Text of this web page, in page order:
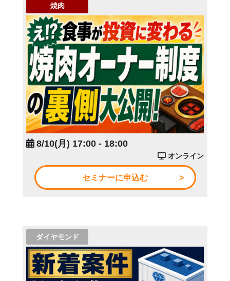
焼肉
8/10(月) 17:00 - 18:00
オンライン
セミナーに申込む
ダイヤモンド